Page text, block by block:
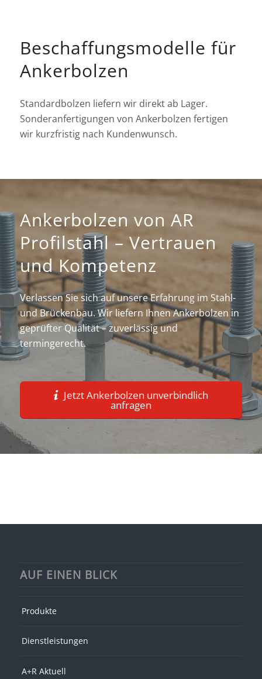
Beschaffungsmodelle für
Ankerbolzen
Standardbolzen liefern wir direkt ab Lager.
Sonderanfertigungen von Ankerbolzen fertigen
wir kurzfristig nach Kundenwunsch.
Ankerbolzen von AR
Profilstahl – Vertrauen
und Kompetenz
Verlassen Sie sich auf unsere Erfahrung im Stahl-
und Brückenbau. Wir liefern Ihnen Ankerbolzen in
geprüfter Qualität – zuverlässig und
termingerecht.
Jetzt Ankerbolzen unverbindlich
anfragen
AUF EINEN BLICK
Produkte
Dienstleistungen
A+R Aktuell